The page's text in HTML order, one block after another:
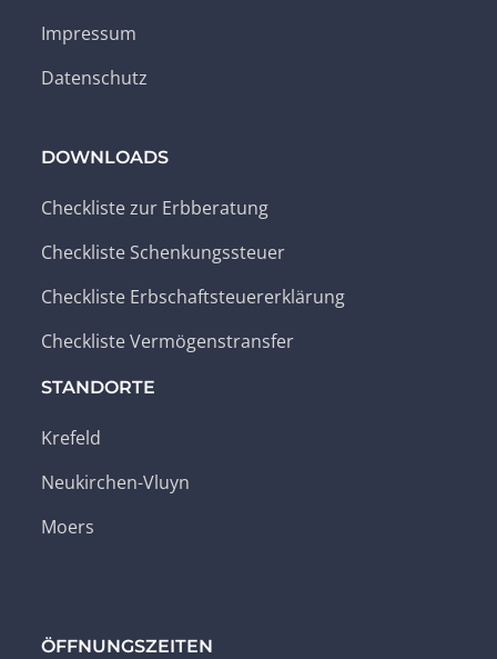
Impressum
Datenschutz
DOWNLOADS
Checkliste zur Erbberatung
Checkliste Schenkungssteuer
Checkliste Erbschaftsteuererklärung
Checkliste Vermögenstransfer
STANDORTE
Krefeld
Neukirchen-Vluyn
Moers
ÖFFNUNGSZEITEN